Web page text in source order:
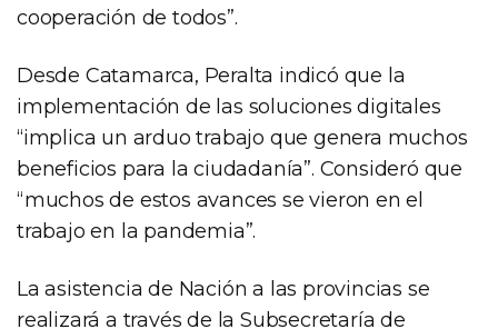
cooperación de todos”.
Desde Catamarca, Peralta indicó que la
implementación de las soluciones digitales
“implica un arduo trabajo que genera muchos
beneficios para la ciudadanía”. Consideró que
“muchos de estos avances se vieron en el
trabajo en la pandemia”.
La asistencia de Nación a las provincias se
realizará a través de la Subsecretaría de